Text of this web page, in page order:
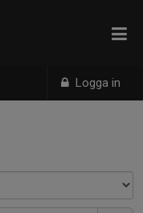
Logga in